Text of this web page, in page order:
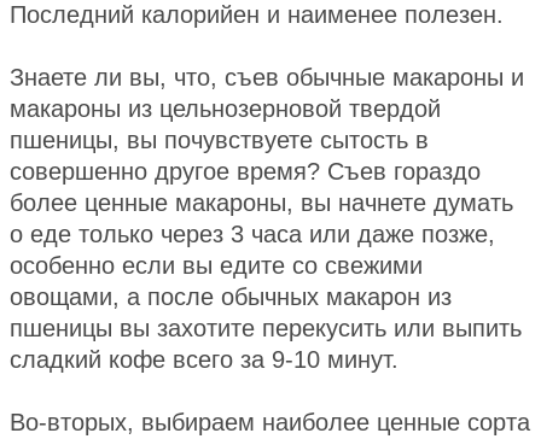
Последний калорийен и наименее полезен.
Знаете ли вы, что, съев обычные макароны и
макароны из цельнозерновой твердой
пшеницы, вы почувствуете сытость в
совершенно другое время? Съев гораздо
более ценные макароны, вы начнете думать
о еде только через 3 часа или даже позже,
особенно если вы едите со свежими
овощами, а после обычных макарон из
пшеницы вы захотите перекусить или выпить
сладкий кофе всего за 9-10 минут.
Во-вторых, выбираем наиболее ценные сорта